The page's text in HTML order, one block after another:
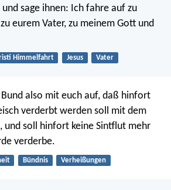
sage ihnen: Ich fahre auf zu
eurem Vater, zu meinem Gott und
Himmelfahrt Jesus Vater
also mit euch auf, daß hinfort
verderbt werden soll mit dem
und soll hinfort keine Sintflut mehr
verderbe.
Bündnis Verheißungen